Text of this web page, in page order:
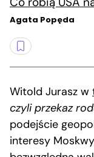
Agata Popęda
Witold Jurasz w
czyli przekaz
podejście
interesy